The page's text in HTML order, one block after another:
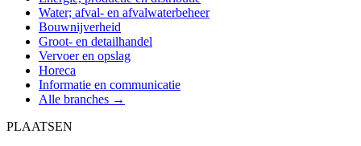
Water; afval- en afvalwaterbeheer
Bouwnijverheid
Groot- en detailhandel
Vervoer en opslag
Horeca
Informatie en communicatie
Alle branches →
PLAATSEN